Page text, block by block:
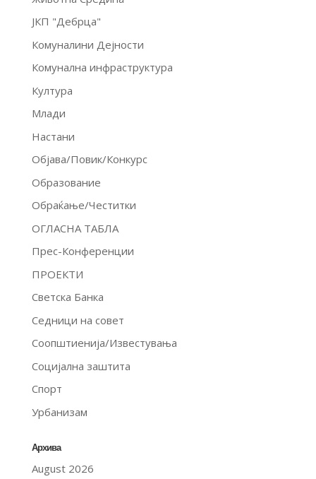
ЈКП "Дебрца"
Комуналини Дејности
Комунална инфраструктура
Култура
Млади
Настани
Објава/Повик/Конкурс
Образование
Обраќање/Честитки
ОГЛАСНА ТАБЛА
Прес-Конференции
ПРОЕКТИ
Светска Банка
Седници на совет
Соопштиенија/Известувања
Социјална заштита
Спорт
Урбанизам
Архива
August 2026